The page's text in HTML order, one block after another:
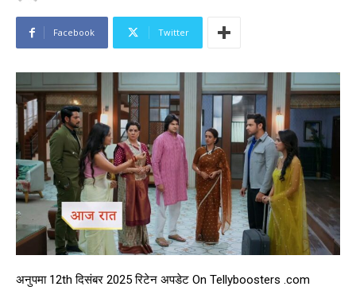
Facebook Twitter
अनुपमा 12th दिसंबर 2025 रिटेन अपडेट On Tellyboosters .com